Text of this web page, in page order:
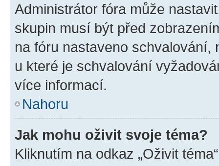
Administrátor fóra může
skupin musí být před
na fóru nastaveno schvalování,
u které je schvalování
více informací.
Nahoru
Jak mohu oživit svoje téma?
Kliknutím na odkaz „Oživit